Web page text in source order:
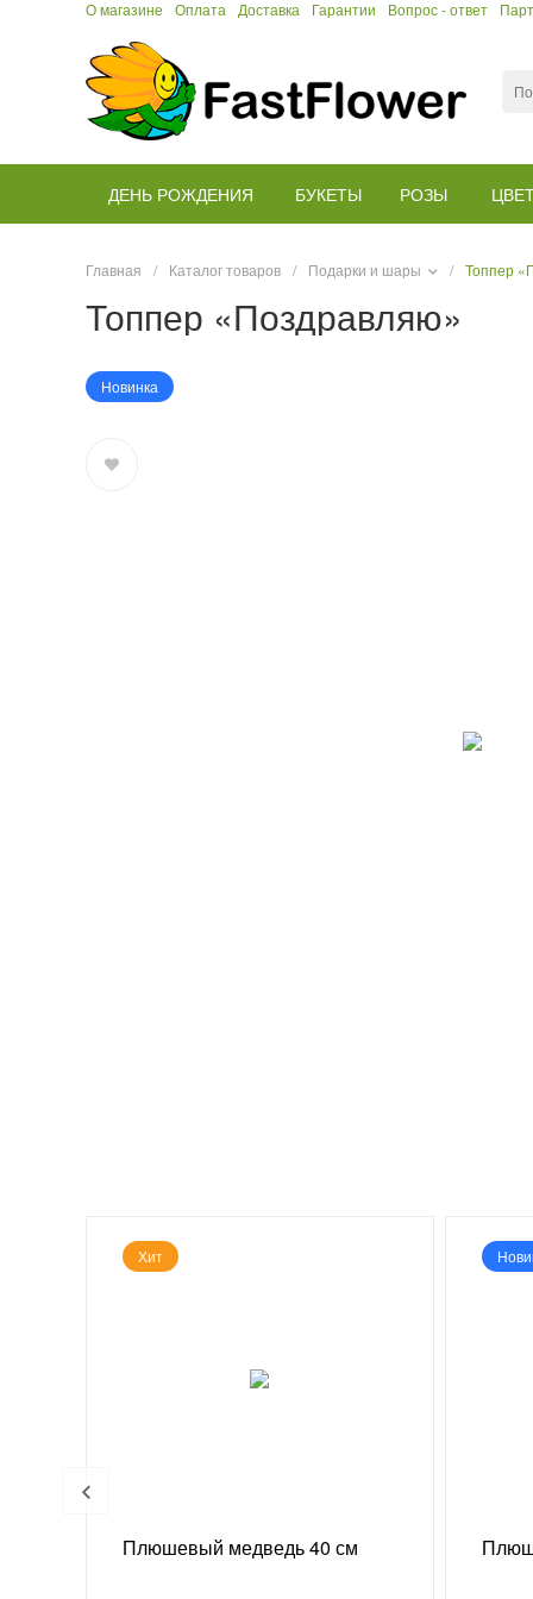
О магазине Оплата Доставка Гарантии Вопрос - ответ
ДЕНЬ РОЖДЕНИЯ БУКЕТЫ РОЗЫ
Главная / Каталог товаров / Подарки и шары / Топпер
Топпер «Поздравляю»
Новинка
Хит
Плюшевый медведь 40 см